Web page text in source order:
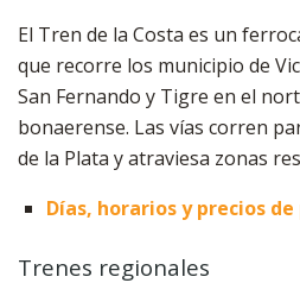
El Tren de la Costa es un
que recorre los municipio de
San Fernando y Tigre en el
bonaerense. Las vías corren
de la Plata y atraviesa zonas
Días, horarios y precios
Trenes regionales